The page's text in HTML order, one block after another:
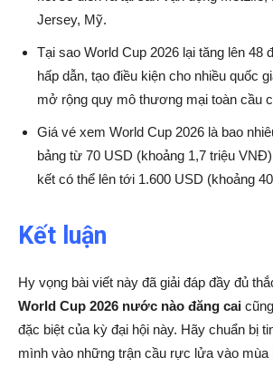
Jersey, Mỹ.
Tại sao World Cup 2026 lại tăng lên 48
hấp dẫn, tạo điều kiện cho nhiều quốc
mở rộng quy mô thương mại toàn cầu
Giá vé xem World Cup 2026 là bao
bảng từ 70 USD (khoảng 1,7 triệu
kết có thể lên tới 1.600 USD (khoảng
Kết luận
Hy vọng bài viết này đã giải đáp đầy đủ
World Cup 2026 nước nào đăng cai
đặc biệt của kỳ đại hội này. Hãy chuẩn bị
mình vào những trận cầu rực lửa vào mùa